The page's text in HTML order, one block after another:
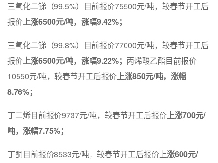
三氧化二锑（99.5%）目前报价75500元/吨，较春节开工后
报价上涨6500元/吨，涨幅9.42%；
三氧化二锑（99.8%）目前报价77000元/吨，较春节开工后
报价上涨6500元/吨，涨幅9.22%； 丙烯酸乙酯目前报价
10550元/吨，较春节开工后报价上涨850元/吨，涨幅
8.76%；
丁二烯目前报价9737元/吨，较春节开工后报价上涨700元/
吨，涨幅7.75%；
丁酮目前报价8533元/吨，较春节开工后报价上涨600元/